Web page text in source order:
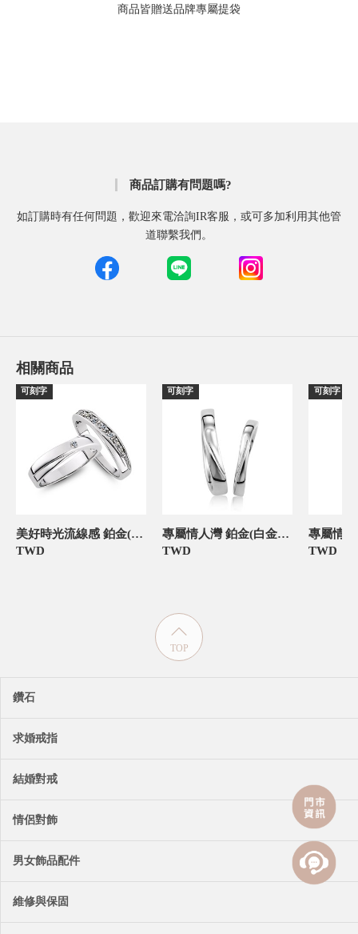
商品皆贈送品牌專屬提袋
商品訂購有問題嗎?
如訂購時有任何問題，歡迎來電洽詢IR客服，或可多加利用其他管
道聯繫我們。
相關商品
可刻字
美好時光流線感 鉑金(白金)鑽石結婚對戒
TWD
可刻字
專屬情人灣 鉑金(白金)鑽石結婚對戒
TWD
可刻字
TWD
TOP
鑽石
求婚戒指
結婚對戒
情侶對飾
男女飾品配件
維修與保固